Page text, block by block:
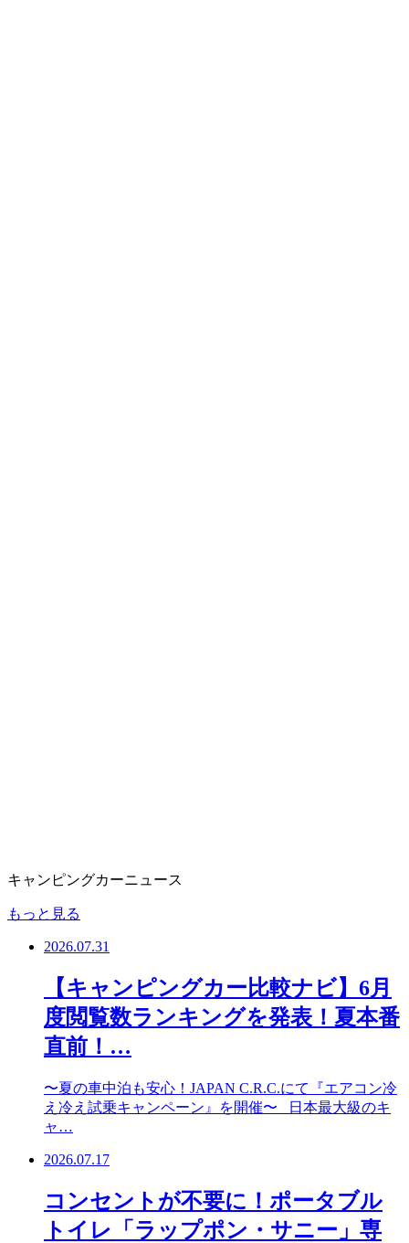
キャンピングカーニュース
もっと見る
2026.07.31
【キャンピングカー比較ナビ】6月
度閲覧数ランキングを発表！夏本番
直前！…
〜夏の車中泊も安心！JAPAN C.R.C.にて『エアコン冷
え冷え試乗キャンペーン』を開催〜 日本最大級のキ
ャ…
2026.07.17
コンセントが不要に！ポータブル
トイレ「ラップポン・サニー」専